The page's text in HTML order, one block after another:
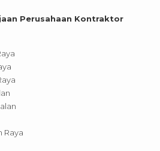
Perusahaan Kontraktor
Raya